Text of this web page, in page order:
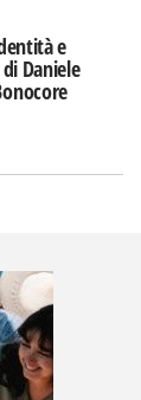
e
Daniele